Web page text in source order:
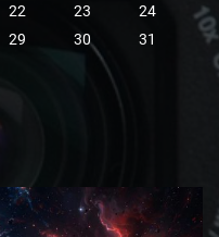
22 23
24
29 30 31